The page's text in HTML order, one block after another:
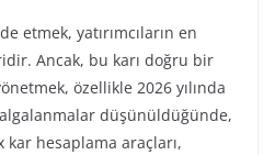
etmek, yatırımcıların en
Ancak, bu karı doğru bir
özellikle 2026 yılında
düşünüldüğünde,
hesaplama araçları,